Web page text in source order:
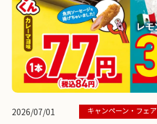
2026/07/01 キャンペーン・フェア